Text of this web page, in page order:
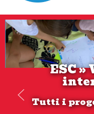
Scopri